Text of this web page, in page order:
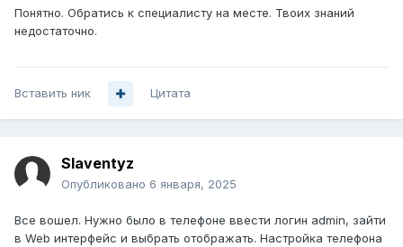
Понятно. Обратись к специалисту на месте. Твоих знаний
недостаточно.
Вставить ник Цитата
Slaventyz
Опубликовано 6 января, 2025
Все вошел. Нужно было в телефоне ввести логин admin, зайти
в Web интерфейс и выбрать отображать. Настройка телефона